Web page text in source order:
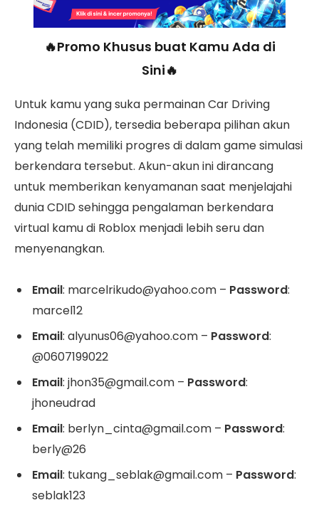
🔥Promo Khusus buat Kamu Ada di
Sini🔥
Untuk kamu yang suka permainan Car Driving
Indonesia (CDID), tersedia beberapa pilihan akun
yang telah memiliki progres di dalam game simulasi
berkendara tersebut. Akun-akun ini dirancang
untuk memberikan kenyamanan saat menjelajahi
dunia CDID sehingga pengalaman berkendara
virtual kamu di Roblox menjadi lebih seru dan
menyenangkan.
Email: marcelrikudo@yahoo.com – Password:
marcel12
Email: alyunus06@yahoo.com – Password:
@0607199022
Email: jhon35@gmail.com – Password:
jhoneudrad
Email: berlyn_cinta@gmail.com – Password:
berly@26
Email: tukang_seblak@gmail.com – Password:
seblak123